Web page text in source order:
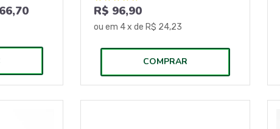
R$ 96,90
ou em 4x de R$ 24,23
COMPRAR